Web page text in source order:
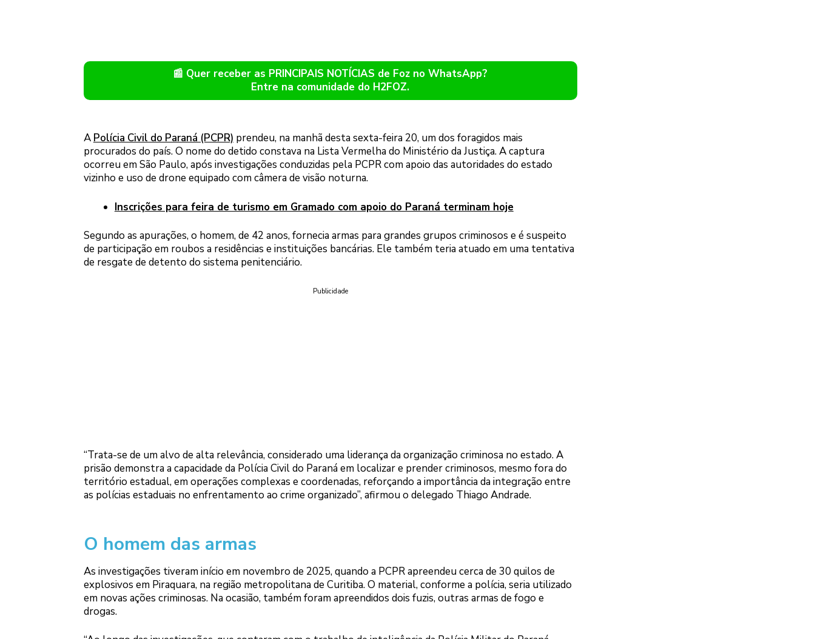
📰 Quer receber as PRINCIPAIS NOTÍCIAS de Foz no WhatsApp?
Entre na comunidade do H2FOZ.
A Polícia Civil do Paraná (PCPR) prendeu, na manhã desta sexta-feira 20, um dos foragidos mais
procurados do país. O nome do detido constava na Lista Vermelha do Ministério da Justiça. A captura
ocorreu em São Paulo, após investigações conduzidas pela PCPR com apoio das autoridades do estado
vizinho e uso de drone equipado com câmera de visão noturna.
Inscrições para feira de turismo em Gramado com apoio do Paraná terminam hoje
Segundo as apurações, o homem, de 42 anos, fornecia armas para grandes grupos criminosos e é suspeito
de participação em roubos a residências e instituições bancárias. Ele também teria atuado em uma tentativa
de resgate de detento do sistema penitenciário.
Publicidade
“Trata-se de um alvo de alta relevância, considerado uma liderança da organização criminosa no estado. A
prisão demonstra a capacidade da Polícia Civil do Paraná em localizar e prender criminosos, mesmo fora do
território estadual, em operações complexas e coordenadas, reforçando a importância da integração entre
as polícias estaduais no enfrentamento ao crime organizado”, afirmou o delegado Thiago Andrade.
O homem das armas
As investigações tiveram início em novembro de 2025, quando a PCPR apreendeu cerca de 30 quilos de
explosivos em Piraquara, na região metropolitana de Curitiba. O material, conforme a polícia, seria utilizado
em novas ações criminosas. Na ocasião, também foram apreendidos dois fuzis, outras armas de fogo e
drogas.